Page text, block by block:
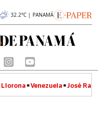
32.2°C | PANAMÁ
Llorona Venezuela José